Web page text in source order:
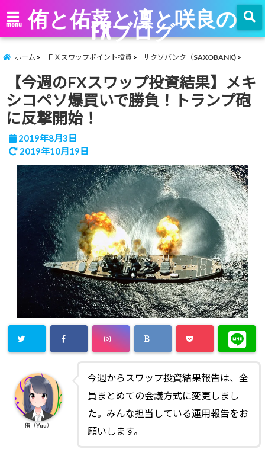
menu 侑と佑菜と凜と咲良の
FXブログ
ホーム ＦＸスワップポイント投資 サクソバンク（SAXOBANK)
【今週のFXスワップ投資結果】メキ
シコペソ爆買いで勝負！トランプ砲
に反撃開始！
2019年8月3日
2019年10月19日
今週からスワップ投資結果報告は、全
員まとめての会議方式に変更しまし
た。みんな担当している運用報告をお
願いします。
侑（Yuu）